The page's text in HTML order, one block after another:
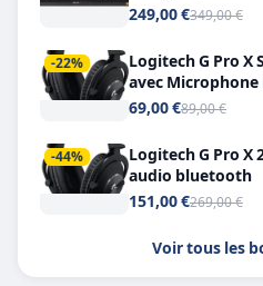
249,00 €349,00 €
-22%
Logitech G Pro X
avec Microphone
Headphone X 7.1
69,00 €89,00 €
-44%
Logitech G Pro X
audio bluetooth
151,00 €269,00 €
Voir tous les